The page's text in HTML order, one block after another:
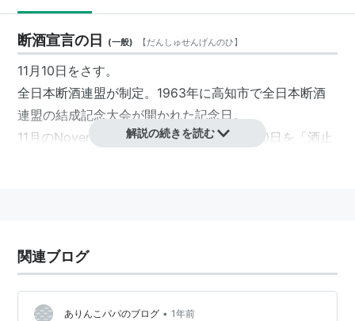
断酒宣言の日 (一般) 【だんしゅせんげんのひ】
11月10日をさす。
全日本断酒連盟が制定。1963年に高知市で全日本断酒
連盟の結成記念大会が開かれた記念日。
11月のNovemberを「もう飲めんばー」、10日を「酒止
解説の続きを読む
関連ブログ
ありんこパパのブログ • 1年前